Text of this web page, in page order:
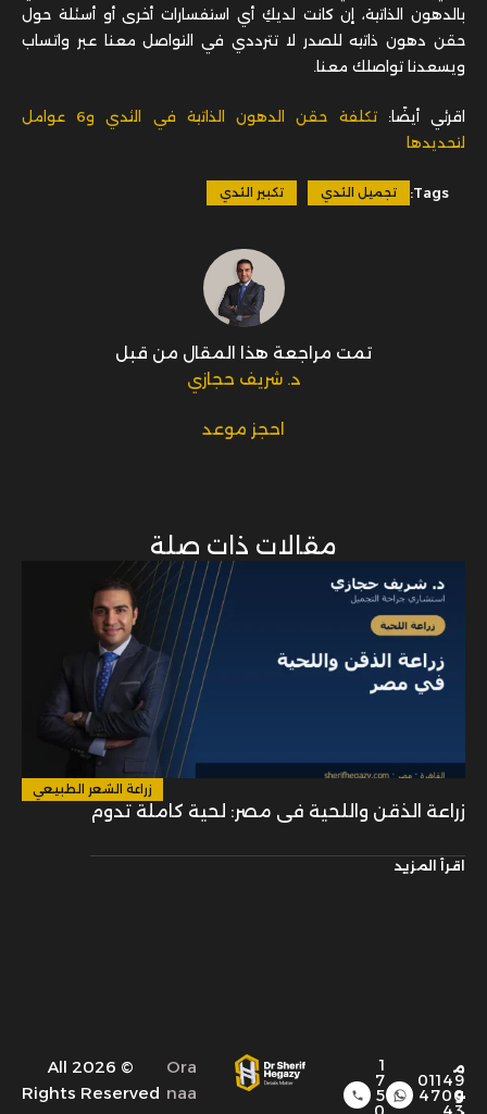
بالدهون الذاتية، إن كانت لديكِ أي استفسارات أخرى أو أسئلة حول
حقن دهون ذاتيه للصدر لا تترددي في التواصل معنا عبر واتساب
ويسعدنا تواصلك معنا.
اقرئي أيضًا:
تكلفة حقن الدهون الذاتية في الثدي و6 عوامل
لتحديدها
Tags: تجميل الثدي تكبير الثدي
تمت مراجعة هذا المقال من قبل
د. شريف حجازي
احجز موعد
مقالات ذات صلة
زراعة الشعر الطبيعي
زراعة الذقن واللحية في مصر: لحية كاملة تدوم
اقرأ المزيد
م
و
01149
4700
1
7
5
Ora
naa
© 2026 All
Rights Reserved